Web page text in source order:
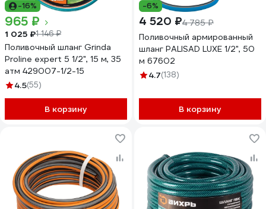
-16%
965 ₽
1 025 ₽1 146 ₽
Поливочный шланг Grinda
Proline expert 5 1/2", 15 м, 35
атм 429007-1/2-15
4.5(55)
В корзину
-6%
4 520 ₽4 785 ₽
Поливочный армированный
шланг PALISAD LUXE 1/2", 50
м 67602
4.7(138)
В корзину